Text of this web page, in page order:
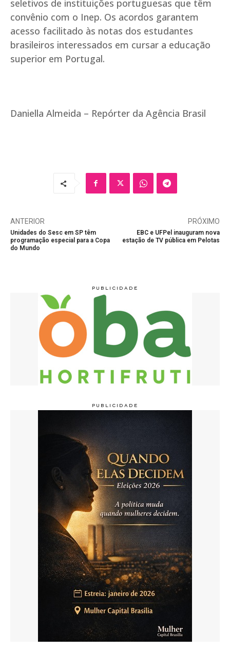
seletivos de instituições portuguesas que têm
convênio com o Inep. Os acordos garantem
acesso facilitado às notas dos estudantes
brasileiros interessados em cursar a educação
superior em Portugal.
Daniella Almeida – Repórter da Agência Brasil
ANTERIOR
Unidades do Sesc em SP têm
programação especial para a Copa
do Mundo
PRÓXIMO
EBC e UFPel inauguram nova
estação de TV pública em Pelotas